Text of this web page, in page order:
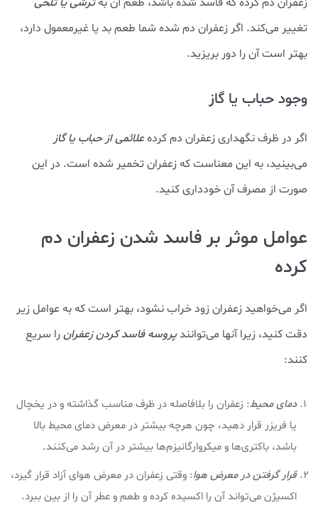
تغییر می‌کند. اگر زعفران دم شده شما طعم بد یا غیرمعمول دارد،
بهتر است آن را دور بریزید.
وجود حباب یا گاز
اگر در ظرف نگهداری زعفران دم کردهعلائمی از حباب یا گاز
می‌بینید، به این معناست که زعفران تخمیر شده است. در این
صورت از مصرف آن خودداری کنید.
عوامل موثر بر فاسد شدن زعفران دم
کرده
اگر می‌خواهید زعفران زود خراب نشود، بهتر است که به عوامل زیر
دقت کنید، زیرا آنها می‌توانندپروسه فاسد کردن زعفران را سریع
کنند:
دمای محیط: زعفران را بلافاصله در ظرف مناسب گذاشته و در یخچال
یا فریزر قرار دهید، چون هرچه بیشتر در معرض دمای محیط بالا
باشد، باکتری‌ها و میکروارگانیزم‌ها بیشتر در آن رشد می‌کنند.
قرار گرفتن در معرض هوا: وقتی زعفران در معرض هوای آزاد قرار گیرد،
اکسیژن می‌تواند آن را اکسیده کرده و طعم و عطر آن را از بین ببرد.